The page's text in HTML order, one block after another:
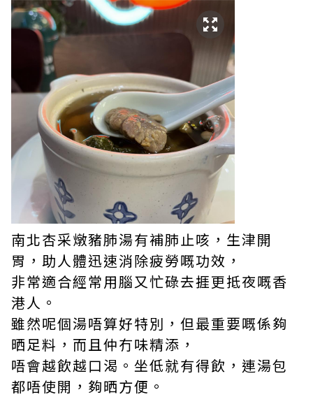
南北杏采燉豬肺湯有補肺止咳，生津開
胃，助人體迅速消除疲勞嘅功效，
非常適合經常用腦又忙碌去捱更抵夜嘅香
港人。
雖然呢個湯唔算好特別，但最重要嘅係夠
晒足料，而且仲冇味精添，
唔會越飲越口渴。坐低就有得飲，連湯包
都唔使開，夠晒方便。